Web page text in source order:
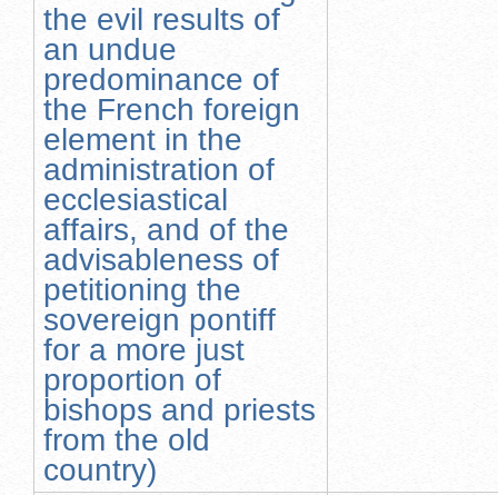
the evil results of
an undue
predominance of
the French foreign
element in the
administration of
ecclesiastical
affairs, and of the
advisableness of
petitioning the
sovereign pontiff
for a more just
proportion of
bishops and priests
from the old
country)